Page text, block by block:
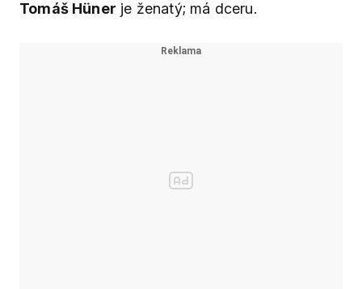
Tomáš Hüner je ženatý; má dceru.